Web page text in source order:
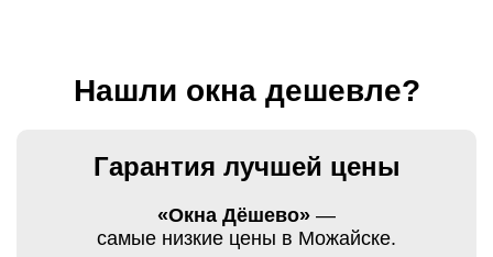
Нашли окна дешевле?
Гарантия лучшей цены
«Окна Дёшево» —
самые низкие цены в Можайске.